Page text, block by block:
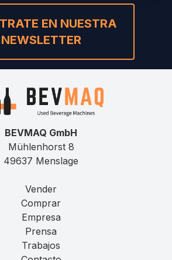
EN NUESTRA
NEWSLETTER
BEVMAQ GmbH
Mühlenhorst 8
49637 Menslage
Vender
Comprar
Empresa
Prensa
Trabajos